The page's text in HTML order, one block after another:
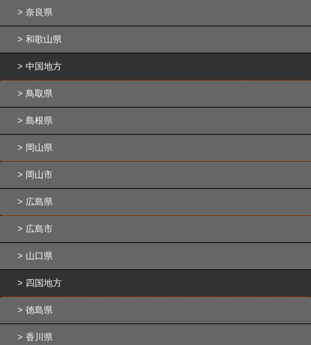
奈良県
和歌山県
中国地方
鳥取県
島根県
岡山県
岡山市
広島県
広島市
山口県
四国地方
徳島県
香川県